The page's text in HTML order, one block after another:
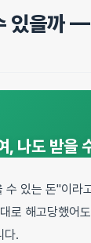
있을까 —
, 나도 받을
있는 돈"이라
로 해고당했어도
다.